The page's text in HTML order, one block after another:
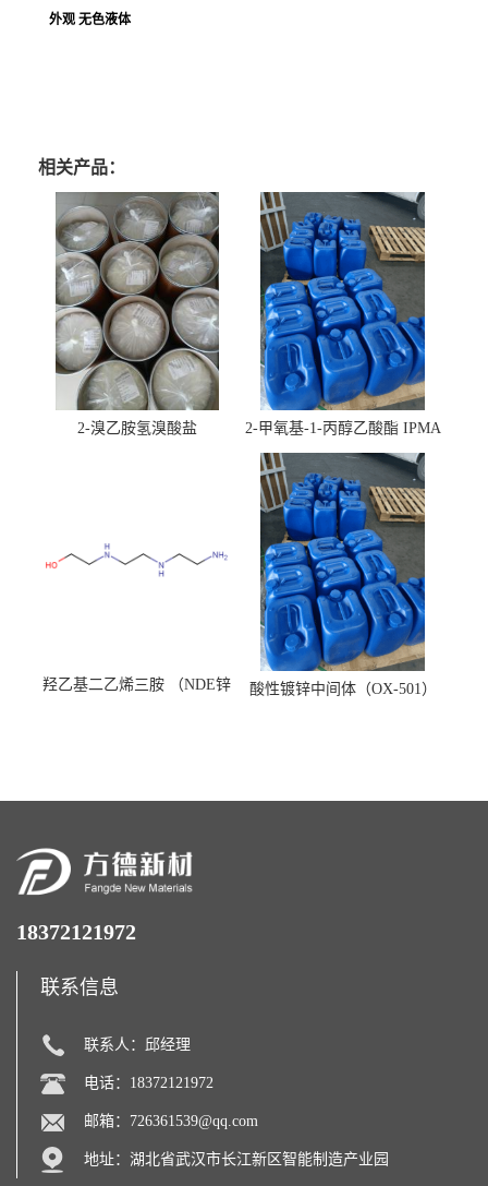
外观 无色液体
相关产品：
2-溴乙胺氢溴酸盐 2-甲氧基-1-丙醇乙酸酯 IPMA
羟乙基二乙烯三胺 （NDE锌
酸性镀锌中间体（OX-501）
18372121972
联系信息
联系人：邱经理
电话：18372121972
邮箱： 726361539@qq.com
地址：湖北省武汉市长江新区智能制造产业园